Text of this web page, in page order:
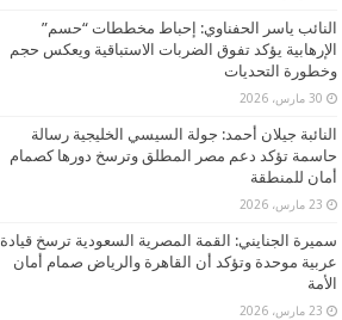
النائب ياسر الحفناوي: إحباط مخططات “حسم”
الإرهابية يؤكد تفوق الضربات الاستباقية ويعكس حجم
وخطورة التحديات
30 مارس، 2026
النائبة جيلان أحمد: جولة السيسي الخليجية رسالة
حاسمة تؤكد دعم مصر المطلق وترسخ دورها كصمام
أمان للمنطقة
23 مارس، 2026
سميرة الجنايني: القمة المصرية السعودية ترسخ قيادة
عربية موحدة وتؤكد أن القاهرة والرياض صمام أمان
الأمة
23 مارس، 2026